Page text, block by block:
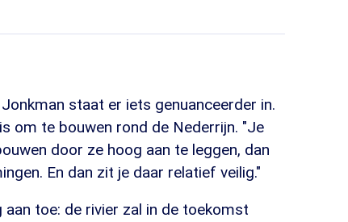
staat er iets genuanceerder in.
om te bouwen rond de Nederrijn. "Je
door ze hoog aan te leggen, dan
En dan zit je daar relatief veilig."
toe: de rivier zal in de toekomst